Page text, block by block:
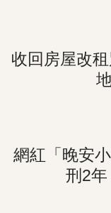
收回房屋改
網紅「晚安
刑2